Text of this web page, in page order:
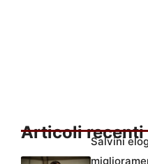
Articoli recenti
Salvini